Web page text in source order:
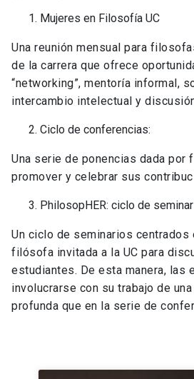
Mujeres en Filosofía UC
Una reunión mensual para
de la carrera que ofrece
“networking”, mentoría informal,
intercambio intelectual y
Ciclo de conferencias:
Una serie de ponencias dada por
promover y celebrar sus
PhilosopHER: ciclo de
Un ciclo de seminarios centrados
filósofa invitada a la UC para
estudiantes. De esta manera, las
involucrarse con su trabajo de
profunda que en la serie de